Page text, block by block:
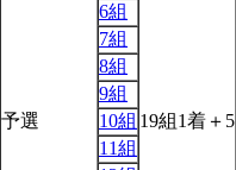
予選 19組1着＋5
6組
7組
8組
9組
10組
11組